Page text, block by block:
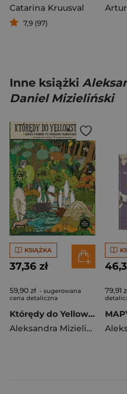
Catarina Kruusval
7,9 (97)
Inne książki
Daniel Mizieliński
KSIĄŻKA
37,36 zł
59,90 zł - sugerowana
cena detaliczna
Którędy do Yellowstone? Dzika podróż po parkach narodowych (format podręczny)
Aleksandra Mizielińska
,
79,91